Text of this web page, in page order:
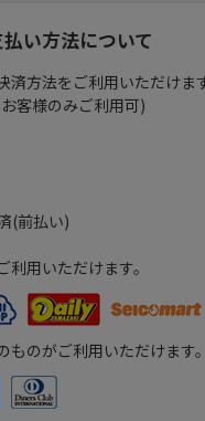
い方法について
方法をご利用いただけます
客様のみご利用可)
(前払い)
用いただけます。
のがご利用いただけます。